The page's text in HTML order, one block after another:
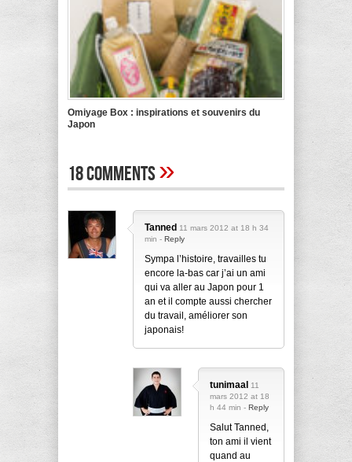
Omiyage Box : inspirations et souvenirs du
Japon
18 Comments»
Tanned 11 mars 2012 at 18 h 34
min - Reply
Sympa l’histoire, travailles tu
encore la-bas car j’ai un ami
qui va aller au Japon pour 1
an et il compte aussi chercher
du travail, améliorer son
japonais!
tunimaal 11
mars 2012 at 18
h 44 min - Reply
Salut Tanned,
ton ami il vient
quand au